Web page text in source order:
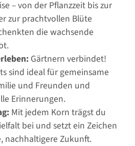
– von der Pflanzzeit bis zur
zur prachtvollen Blüte
die wachsende
Gärtnern verbindet!
sind ideal für gemeinsame
und Freunden und
Erinnerungen.
Mit jedem Korn trägst du
bei und setzt ein Zeichen
nachhaltigere Zukunft.